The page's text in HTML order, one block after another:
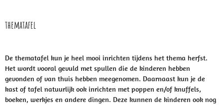
thematafel
De thematafel kun je heel mooi inrichten tijdens het thema herfst.
Het wordt vooral gevuld met spullen die de kinderen hebben
gevonden of van thuis hebben meegenomen. Daarnaast kun je de
kast of tafel natuurlijk ook inrichten met poppen en/of knuffels,
boeken, werkjes en andere dingen. Deze kunnen de kinderen ook nog